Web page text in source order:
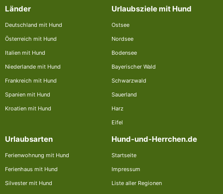
Länder
Deutschland mit Hund
Österreich mit Hund
Italien mit Hund
Niederlande mit Hund
Frankreich mit Hund
Spanien mit Hund
Kroatien mit Hund
Urlaubsziele mit Hund
Ostsee
Nordsee
Bodensee
Bayerischer Wald
Schwarzwald
Sauerland
Harz
Eifel
Urlaubsarten
Ferienwohnung mit Hund
Ferienhaus mit Hund
Silvester mit Hund
Hund-und-Herrchen.de
Startseite
Impressum
Liste aller Regionen